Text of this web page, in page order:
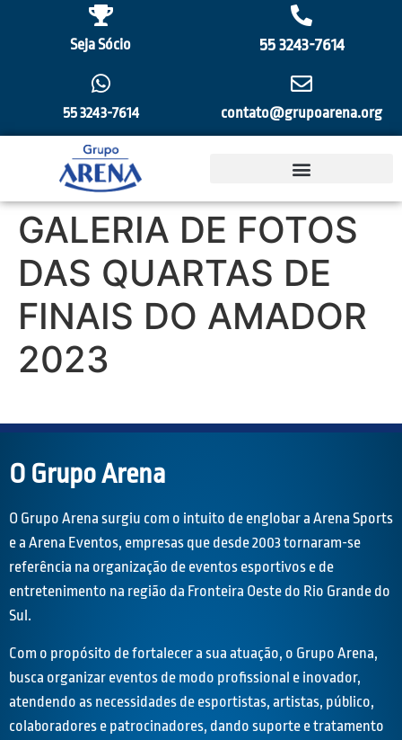
Seja Sócio 55 3243-7614
55 3243-7614 contato@grupoarena.org
GALERIA DE FOTOS
DAS QUARTAS DE
FINAIS DO AMADOR
2023
O Grupo Arena
O Grupo Arena surgiu com o intuito de englobar a Arena Sports
e a Arena Eventos, empresas que desde 2003 tornaram-se
referência na organização de eventos esportivos e de
entretenimento na região da Fronteira Oeste do Rio Grande do
Sul.
Com o propósito de fortalecer a sua atuação, o Grupo Arena,
busca organizar eventos de modo profissional e inovador,
atendendo as necessidades de esportistas, artistas, público,
colaboradores e patrocinadores, dando suporte e tratamento